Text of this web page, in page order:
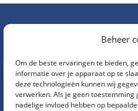
Beheer
Om de beste ervaringen te bieden,
informatie over je apparaat op te
deze technologieën kunnen wij
verwerken. Als je geen
nadelige invloed hebben op